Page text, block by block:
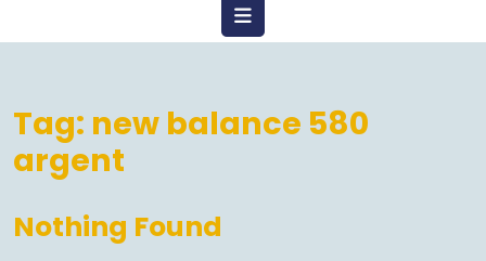
Tag: new balance 580
argent
Nothing Found